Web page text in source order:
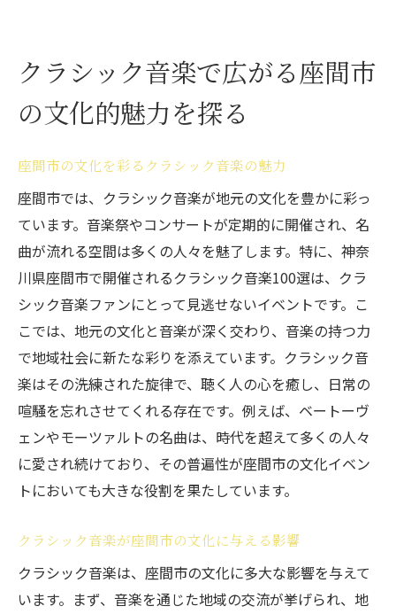
クラシック音楽で広がる座間市
の文化的魅力を探る
座間市の文化を彩るクラシック音楽の魅力
座間市では、クラシック音楽が地元の文化を豊かに彩っ
ています。音楽祭やコンサートが定期的に開催され、名
曲が流れる空間は多くの人々を魅了します。特に、神奈
川県座間市で開催されるクラシック音楽100選は、クラ
シック音楽ファンにとって見逃せないイベントです。こ
こでは、地元の文化と音楽が深く交わり、音楽の持つ力
で地域社会に新たな彩りを添えています。クラシック音
楽はその洗練された旋律で、聴く人の心を癒し、日常の
喧騒を忘れさせてくれる存在です。例えば、ベートーヴ
ェンやモーツァルトの名曲は、時代を超えて多くの人々
に愛され続けており、その普遍性が座間市の文化イベン
トにおいても大きな役割を果たしています。
クラシック音楽が座間市の文化に与える影響
クラシック音楽は、座間市の文化に多大な影響を与えて
います。まず、音楽を通じた地域の交流が挙げられ、地